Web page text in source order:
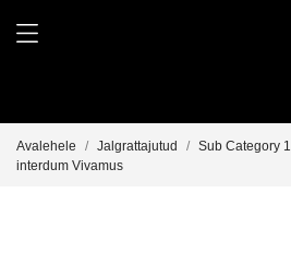
Avalehele Jalgrattajutud Sub Category 1
interdum Vivamus